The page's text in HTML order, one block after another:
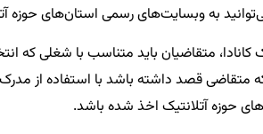
به وبسایت‌های رسمی استان‌های حوزه
کانادا، متقاضیان باید متناسب با شغلی که
که متقاضی قصد داشته باشد با استفاده از
حوزه آتلانتیک اخذ شده باشد.